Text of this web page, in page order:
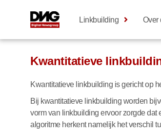
Linkbuilding Over
Kwantitatieve
Kwantitatieve linkbuilding is gericht op
Bij kwantitatieve linkbuilding worden
vorm van linkbuilding ervoor zorgde
algoritme herkent namelijk het verschil